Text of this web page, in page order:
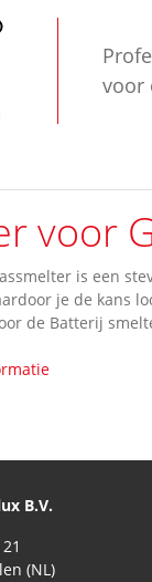
voor
voor
is een
je de kans
de Batterij
B.V.
(NL)